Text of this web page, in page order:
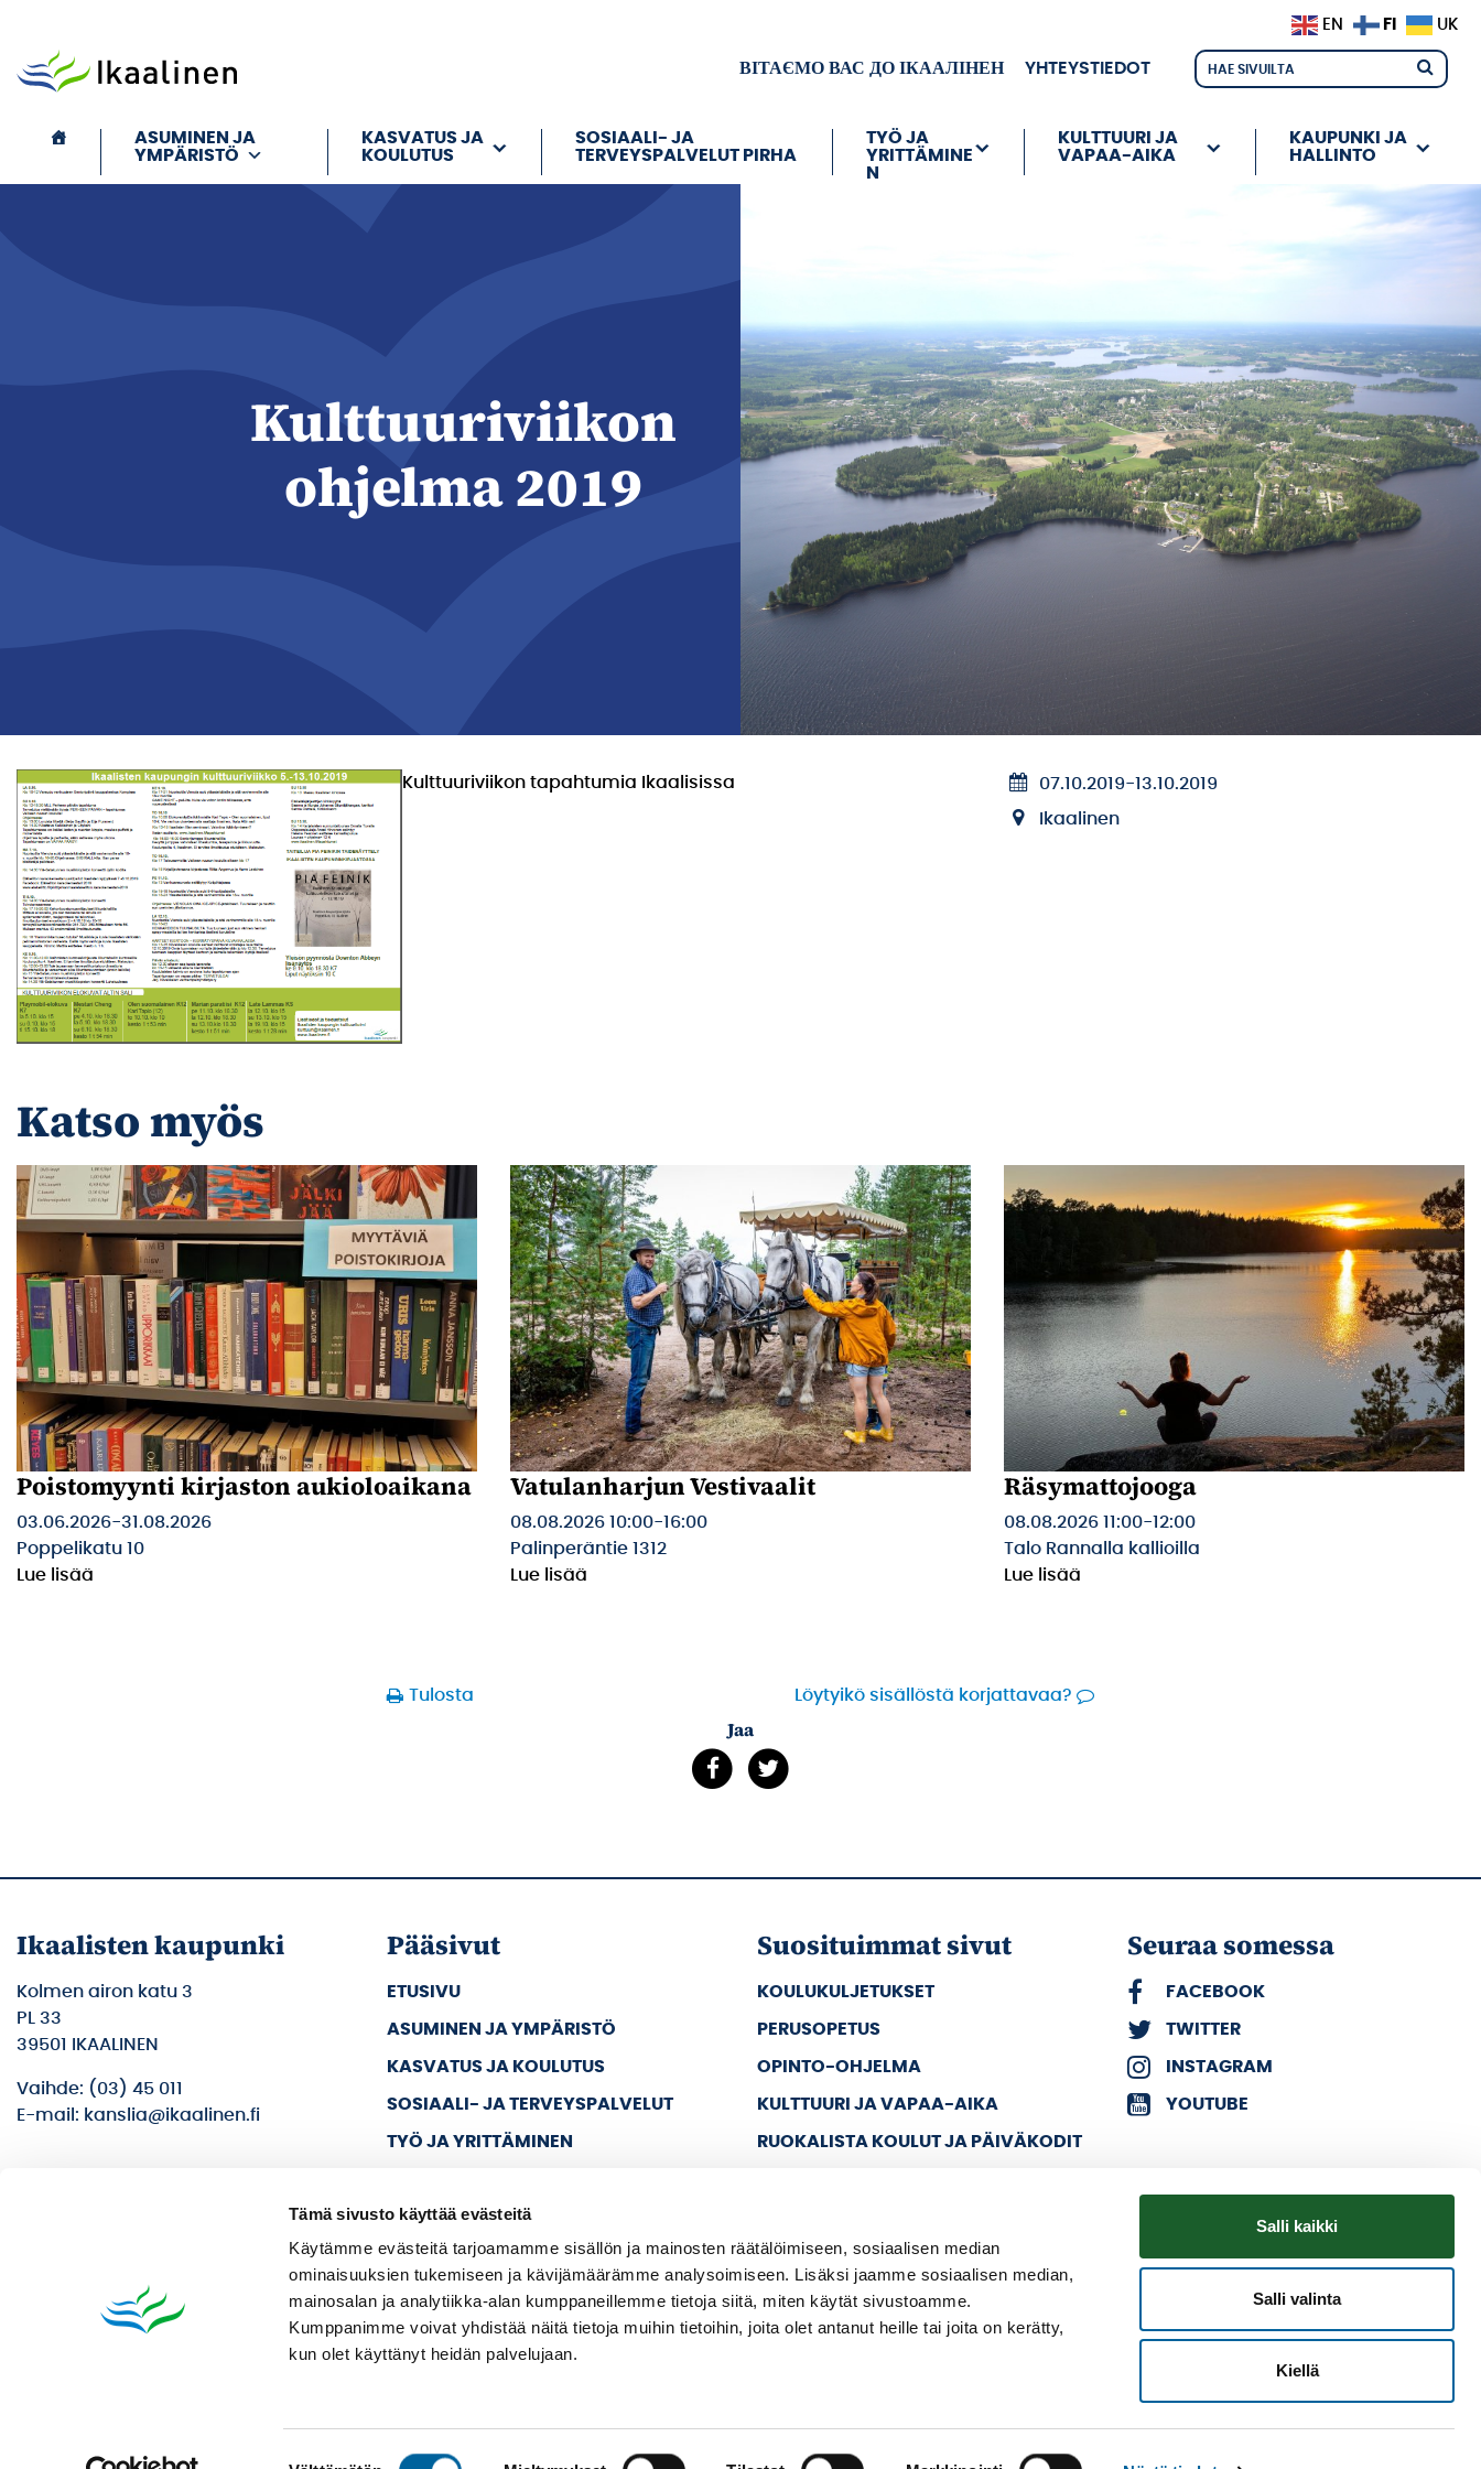
Tämä sivusto käyttää evästeitä
Käytämme evästeitä tarjoamamme sisällön ja mainosten räätälöimiseen, sosiaalisen median
ominaisuuksien tukemiseen ja kävijämäärämme analysoimiseen. Lisäksi jaamme sosiaalisen median,
mainosalan ja analytiikka-alan kumppaneillemme tietoja siitä, miten käytät sivustoamme.
Kumppanimme voivat yhdistää näitä tietoja muihin tietoihin, joita olet antanut heille tai joita on kerätty,
kun olet käyttänyt heidän palvelujaan.
Salli kaikki
Salli valinta
Kiellä
ВІТАЄМО ВАС ДО ІКААЛІНЕН YHTEYSTIEDOT
ASUMINEN JA
YMPÄRISTÖ
KASVATUS JA
KOULUTUS
SOSIAALI- JA
TERVEYSPALVELUT PIRHA
TYÖ JA
YRITTÄMINE
N
KULTTUURI JA
VAPAA-AIKA
KAUPUNKI JA
HALLINTO
Kulttuuriviikon
ohjelma 2019
Kulttuuriviikon tapahtumia Ikaalisissa 07.10.2019-13.10.2019
Ikaalinen
Katso myös
Poistomyynti kirjaston aukioloaikana
03.06.2026-31.08.2026
Poppelikatu 10
Lue lisää
Vatulanharjun Vestivaalit
08.08.2026 10:00-16:00
Palinperäntie 1312
Lue lisää
Räsymattojooga
08.08.2026 11:00-12:00
Talo Rannalla kallioilla
Lue lisää
Tulosta Löytyikö sisällöstä korjattavaa?
Jaa
Ikaalisten kaupunki
Kolmen airon katu 3
PL 33
39501 IKAALINEN
Vaihde: (03) 45 011
E-mail: kanslia@ikaalinen.fi
Pääsivut
ETUSIVU
ASUMINEN JA YMPÄRISTÖ
KASVATUS JA KOULUTUS
SOSIAALI- JA TERVEYSPALVELUT
TYÖ JA YRITTÄMINEN
KAUPUNKI JA HALLINTO
Suosituimmat sivut
KOULUKULJETUKSET
PERUSOPETUS
OPINTO-OHJELMA
KULTTUURI JA VAPAA-AIKA
RUOKALISTA KOULUT JA PÄIVÄKODIT
Seuraa somessa
FACEBOOK
TWITTER
INSTAGRAM
YOUTUBE
EN FI UK